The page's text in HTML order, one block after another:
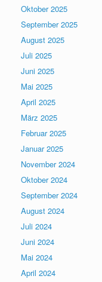
Oktober 2025
September 2025
August 2025
Juli 2025
Juni 2025
Mai 2025
April 2025
März 2025
Februar 2025
Januar 2025
November 2024
Oktober 2024
September 2024
August 2024
Juli 2024
Juni 2024
Mai 2024
April 2024